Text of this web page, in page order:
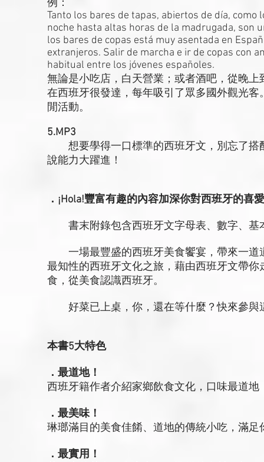
例：
Tanto los bares de tapas, abiertos de día,
noche hasta altas horas de la madrugada, son
los bares de copas está muy asentada en
extranjeros. Salir de marcha e ir de copas con
habitual entre los jóvenes españoles.
無論是小吃店，白天營業；或者酒吧，從晚
在西班牙很發達，每年吸引了眾多國外觀光
閒活動。
5.MP3
想要學得一口標準的西班牙文，別忘了搭
說能力大躍進！
．¡Hola!豐富有趣的內容加深你對西班牙的喜
書末附錄包含西班牙文字母表、數字、基
一場最豐盛的西班牙美食饗宴，帶來一道
最知性的西班牙文化之旅，藉由西班牙文帶
食，從美食認識西班牙。
好菜已上桌，你，還在等什麼？快來參與
本書5大特色
．最道地！
西班牙籍作者介紹家鄉飲食文化，口味最道
．最美味！
琳瑯滿目的美食佳餚、道地的傳統小吃，滿
．最實用！